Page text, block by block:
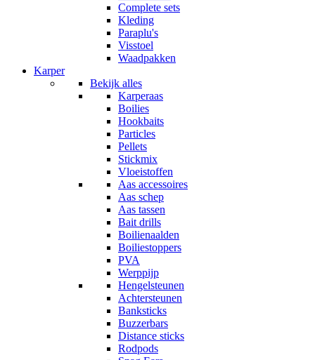
Complete sets
Kleding
Paraplu's
Visstoel
Waadpakken
Karper
Bekijk alles
Karperaas
Boilies
Hookbaits
Particles
Pellets
Stickmix
Vloeistoffen
Aas accessoires
Aas schep
Aas tassen
Bait drills
Boilienaalden
Boiliestoppers
PVA
Werppijp
Hengelsteunen
Achtersteunen
Banksticks
Buzzerbars
Distance sticks
Rodpods